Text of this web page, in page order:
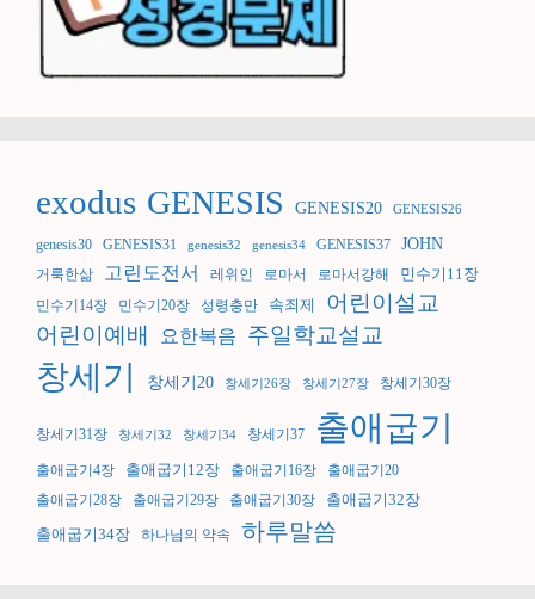
exodus GENESIS GENESIS20 GENESIS26
genesis30 GENESIS31 genesis32 genesis34 GENESIS37 JOHN
거룩한삶 고린도전서 레위인 로마서 로마서강해 민수기11장
민수기14장 민수기20장 성령충만 속죄제
어린이설교
어린이예배
요한복음 주일학교설교
창세기 창세기20 창세기26장 창세기27장 창세기30장
창세기31장 창세기32 창세기34 창세기37 출애굽기
출애굽기4장 출애굽기12장 출애굽기16장
출애굽기20
출애굽기28장
출애굽기29장 출애굽기30장 출애굽기32장
출애굽기34장 하나님의 약속 하루말씀